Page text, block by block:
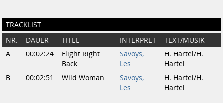
TRACKLIST
NR. DAUER TITEL INTERPRET
TEXT/MUSIK
A
00:02:24
Flight Right
Back
Savoys,
Les
H. Hartel/H.
Hartel
B
00:02:51 Wild Woman
Savoys,
Les
H. Hartel/H.
Hartel